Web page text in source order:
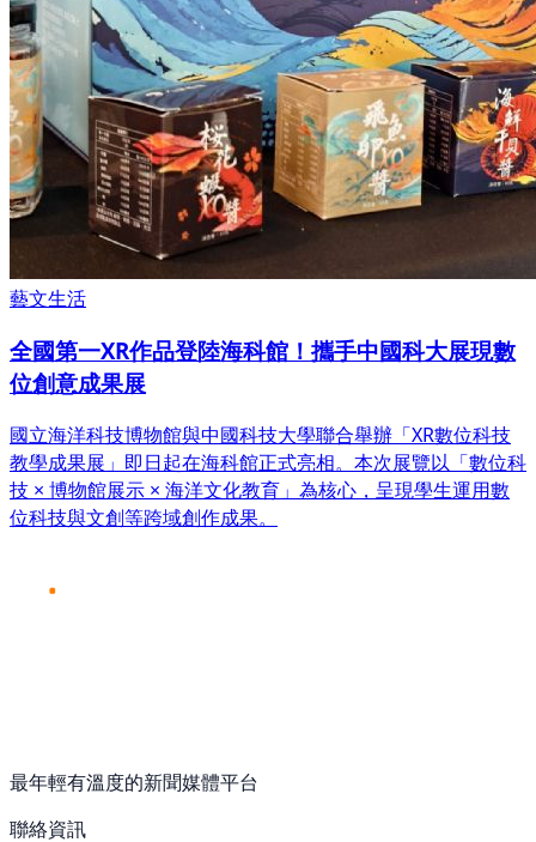
藝文生活
全國第一XR作品登陸海科館！攜手中國科大展現數
位創意成果展
國立海洋科技博物館與中國科技大學聯合舉辦「XR數位科技
教學成果展」即日起在海科館正式亮相。本次展覽以「數位科
技 × 博物館展示 × 海洋文化教育」為核心，呈現學生運用數
位科技與文創等跨域創作成果。
最年輕有溫度的新聞媒體平台
聯絡資訊